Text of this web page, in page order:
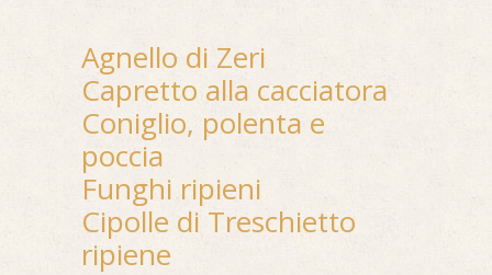
Agnello di Zeri
Capretto alla cacciatora
Coniglio, polenta e
poccia
Funghi ripieni
Cipolle di Treschietto
ripiene